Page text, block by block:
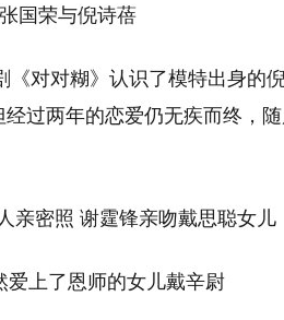
荣与倪诗蓓
对对糊》认识了模特出身的
过两年的恋爱仍无疾而终，
爱上了恩师的女儿戴辛尉